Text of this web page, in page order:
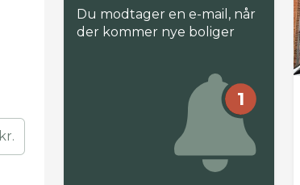
kr.
Du modtager en e-mail, når
der kommer nye boliger
1